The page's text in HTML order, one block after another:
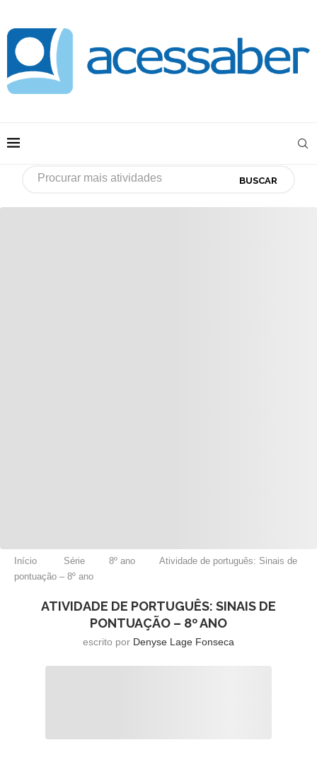
BUSCAR
Início Série 8º ano
Atividade de português: Sinais de
pontuação – 8º ano
ATIVIDADE DE PORTUGUÊS: SINAIS DE
PONTUAÇÃO – 8º ANO
escrito por Denyse Lage Fonseca